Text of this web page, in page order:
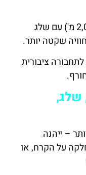
– אתר בגובה רב (2,020 מ') עם שלג
שקטה יותר.
ציבורית
שלג,
– ייהנה
על הקרח, או